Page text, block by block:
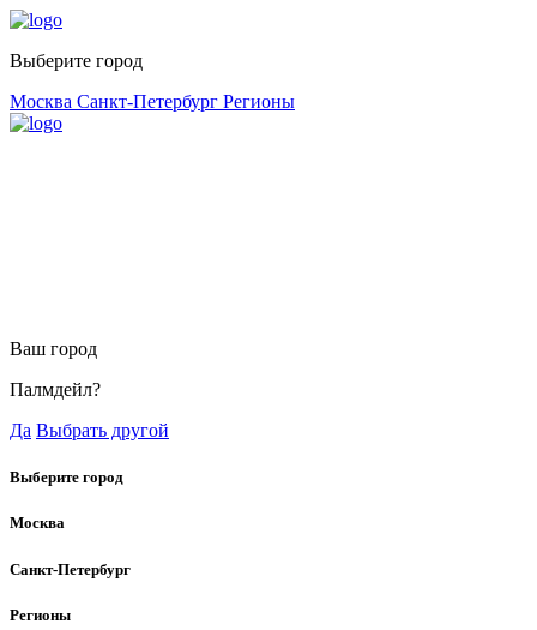
Выберите город
Москва Санкт-Петербург Регионы
Ваш город
Палмдейл?
Да Выбрать другой
Выберите город
Москва
Санкт-Петербург
Регионы